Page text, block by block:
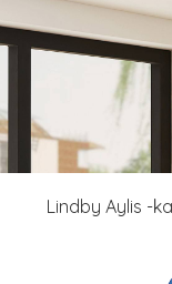
Lindby Aylis -